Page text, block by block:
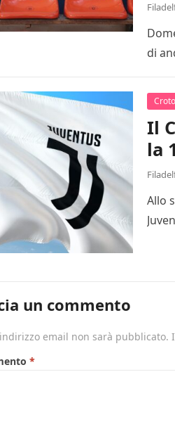
di
Il
la
Allo
un commento
email non sarà pubblicato.
*